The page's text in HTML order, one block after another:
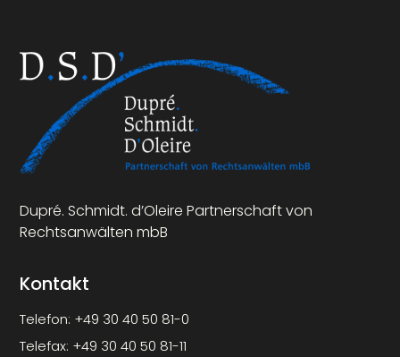
Dupré. Schmidt. d’Oleire Partnerschaft von
Rechtsanwälten mbB
Kontakt
Telefon: +49 30 40 50 81-0
Telefax: +49 30 40 50 81-11